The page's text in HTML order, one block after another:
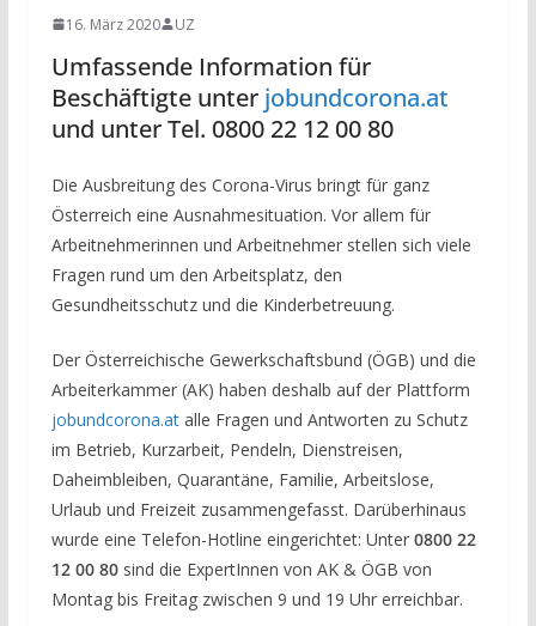
16. März 2020 UZ
Umfassende Information für
Beschäftigte unter jobundcorona.at
und unter Tel. 0800 22 12 00 80
Die Ausbreitung des Corona-Virus bringt für ganz
Österreich eine Ausnahmesituation. Vor allem für
Arbeitnehmerinnen und Arbeitnehmer stellen sich viele
Fragen rund um den Arbeitsplatz, den
Gesundheitsschutz und die Kinderbetreuung.
Der Österreichische Gewerkschaftsbund (ÖGB) und die
Arbeiterkammer (AK) haben deshalb auf der Plattform
jobundcorona.atalle Fragen und Antworten zu Schutz
im Betrieb, Kurzarbeit, Pendeln, Dienstreisen,
Daheimbleiben, Quarantäne, Familie, Arbeitslose,
Urlaub und Freizeit zusammengefasst. Darüberhinaus
wurde eine Telefon-Hotline eingerichtet: Unter 0800 22
12 00 80sind die ExpertInnen von AK & ÖGB von
Montag bis Freitag zwischen 9 und 19 Uhr erreichbar.